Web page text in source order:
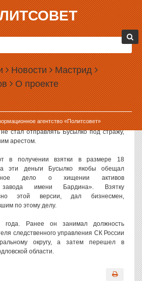
Новости Мастрид
О проекте
агентство «Политсовет»
УПРАВЛЕНИЯ СК
ДОМАШНИЙ АРЕСТ
арест заместителя руководителя
СК по Свердловской области Михаила
получении взятки.
известно 30 ноября 2019 года. Уже
заседание суда, избравшего ему
стал отправлять Бусылко под стражу,
арестом.
в получении взятки в размере 18
эти деньги Бусылко якобы обещал
дело о хищении активов
завода имени Бардина». Взятку
этой версии, дал бизнесмен,
по этому делу.
года. Ранее он занимал должность
следственного управления СК России
округу, а затем перешел в
области.